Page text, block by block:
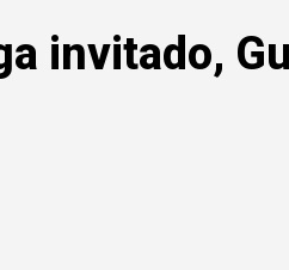
invitado,